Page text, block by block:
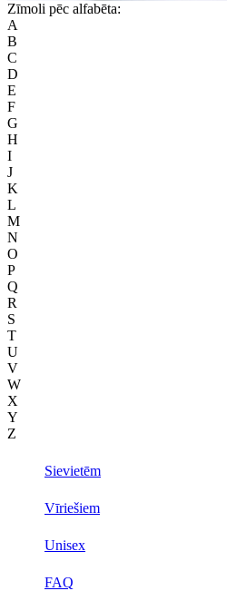
Zīmoli pēc alfabēta:
A
B
C
D
E
F
G
H
I
J
K
L
M
N
O
P
Q
R
S
T
U
V
W
X
Y
Z
Sievietēm
Vīriešiem
Unisex
FAQ